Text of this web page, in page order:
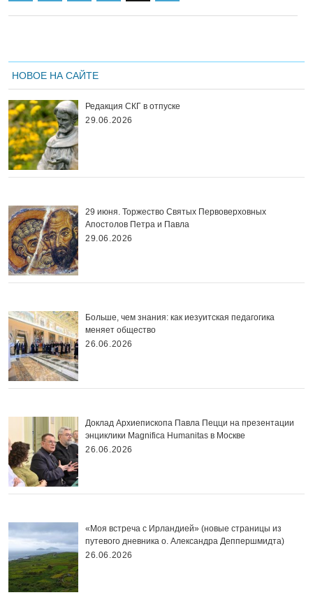
НОВОЕ НА САЙТЕ
Редакция СКГ в отпуске
29.06.2026
29 июня. Торжество Святых Первоверховных
Апостолов Петра и Павла
29.06.2026
Больше, чем знания: как иезуитская педагогика
меняет общество
26.06.2026
Доклад Архиепископа Павла Пецци на презентации
энциклики Magnifica Нumanitas в Москве
26.06.2026
«Моя встреча с Ирландией» (новые страницы из
путевого дневника о. Александра Деппершмидта)
26.06.2026